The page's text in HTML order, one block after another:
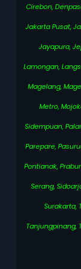
Cirebon,
Jakarta Pusat,
Jayapura,
Lamongan,
Magelang,
Metro,
Sidempuan,
Parepare,
Pontianak,
Serang,
Surakarta,
Tanjungpinang,